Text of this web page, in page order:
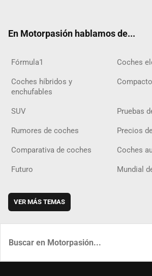
En Motorpasión hablamos de...
Fórmula1 Coches
Coches híbridos y
enchufables
SUV Pruebas
Rumores de coches Precios
Comparativa de coches Coches
Futuro Mundial
VER MÁS TEMAS